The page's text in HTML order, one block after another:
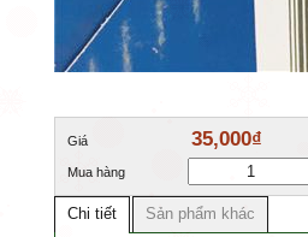
Giá 35,000₫
Mua hàng
Chi tiết Sản phẩm khác